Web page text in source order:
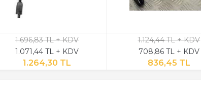
1.696,83 TL + KDV
1.071,44 TL + KDV
1.264,30 TL
1.124,44 TL + KDV
708,86 TL + KDV
836,45 TL